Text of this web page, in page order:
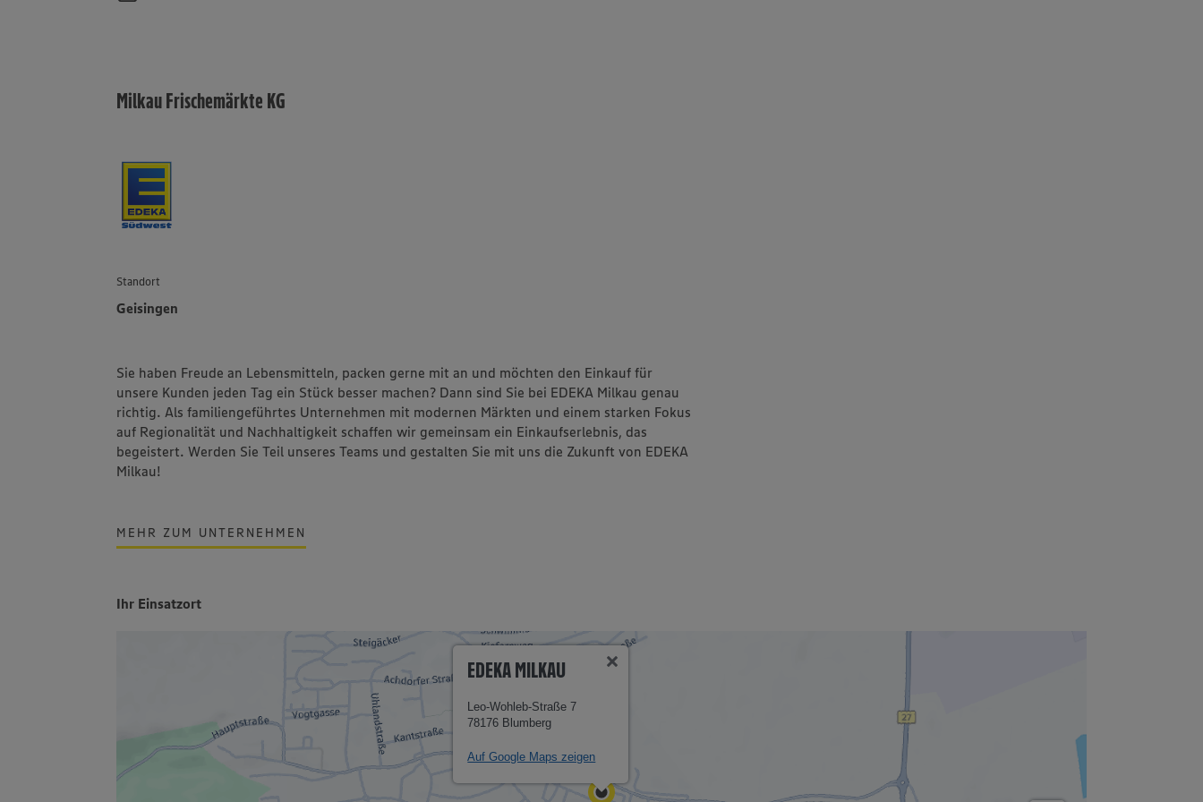
Milkau Frischemärkte KG
Standort
Geisingen
Sie haben Freude an Lebensmitteln, packen gerne mit an und möchten den Einkauf für
unsere Kunden jeden Tag ein Stück besser machen? Dann sind Sie bei EDEKA Milkau genau
richtig. Als familiengeführtes Unternehmen mit modernen Märkten und einem starken Fokus
auf Regionalität und Nachhaltigkeit schaffen wir gemeinsam ein Einkaufserlebnis, das
begeistert. Werden Sie Teil unseres Teams und gestalten Sie mit uns die Zukunft von EDEKA
Milkau!
MEHR ZUM UNTERNEHMEN
Ihr Einsatzort
EDEKA MILKAU
Leo-Wohleb-Straße 7
78176 Blumberg
Auf Google Maps zeigen